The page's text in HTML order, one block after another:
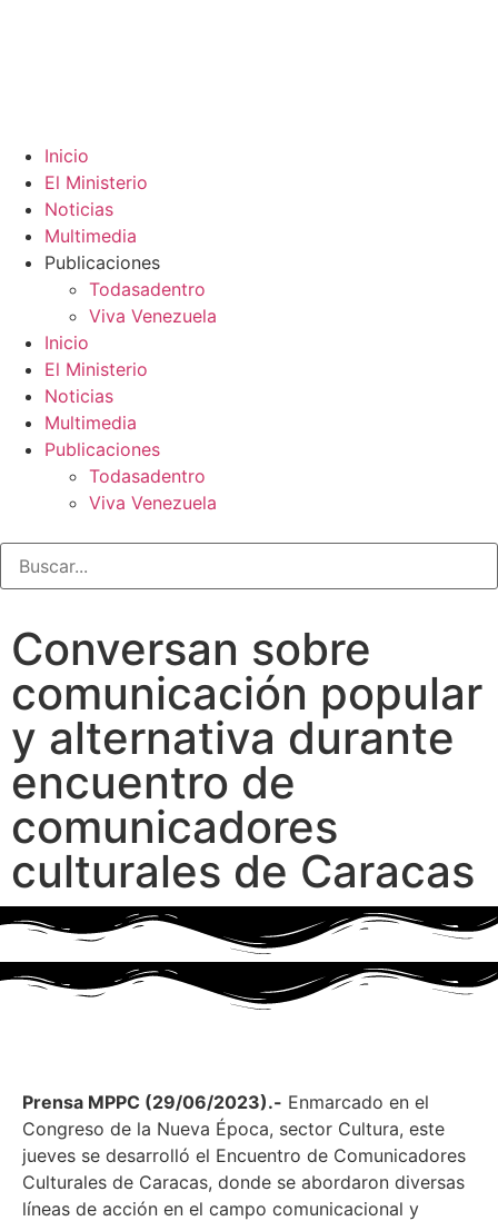
Inicio
El Ministerio
Noticias
Multimedia
Publicaciones
Todasadentro
Viva Venezuela
Inicio
El Ministerio
Noticias
Multimedia
Publicaciones
Todasadentro
Viva Venezuela
Conversan sobre
comunicación popular
y alternativa durante
encuentro de
comunicadores
culturales de Caracas
Prensa MPPC (29/06/2023).- Enmarcado en el
Congreso de la Nueva Época, sector Cultura, este
jueves se desarrolló el Encuentro de Comunicadores
Culturales de Caracas, donde se abordaron diversas
líneas de acción en el campo comunicacional y